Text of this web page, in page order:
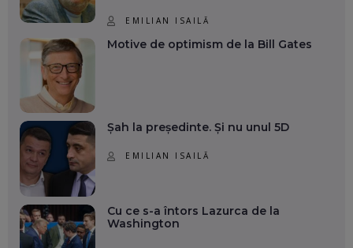
EMILIAN ISAILĂ
Motive de optimism de la Bill Gates
Șah la președinte. Și nu unul 5D
EMILIAN ISAILĂ
Cu ce s-a întors Lazurca de la
Washington